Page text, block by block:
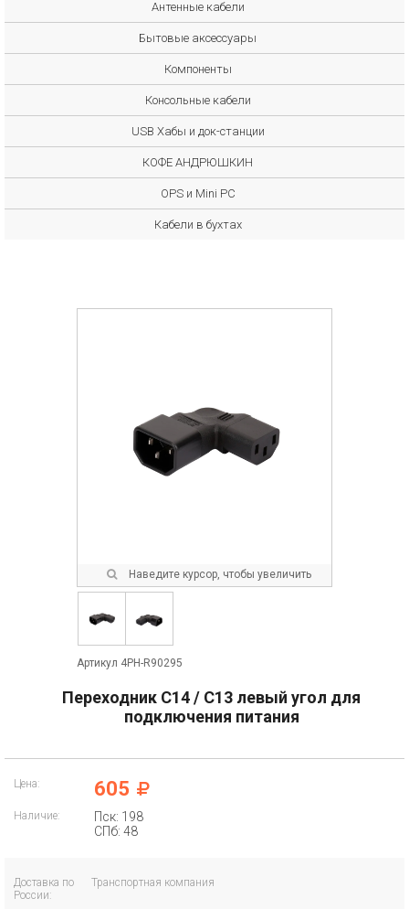
Антенные кабели
Бытовые аксессуары
Компоненты
Консольные кабели
USB Хабы и док-станции
КОФЕ АНДРЮШКИН
OPS и Mini PC
Кабели в бухтах
Наведите курсор, чтобы увеличить
Артикул 4PH-R90295
Переходник С14 / С13 левый угол для
подключения питания
Цена: 605
Наличие:
Пск: 198
СПб: 48
Доставка по
России:
Транспортная компания